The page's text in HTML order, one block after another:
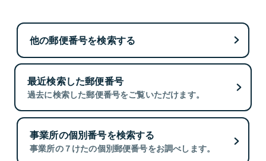
他の郵便番号を検索する
最近検索した郵便番号
過去に検索した郵便番号をご覧いただけます。
事業所の個別番号を検索する
事業所の７けたの個別郵便番号をお調べします。